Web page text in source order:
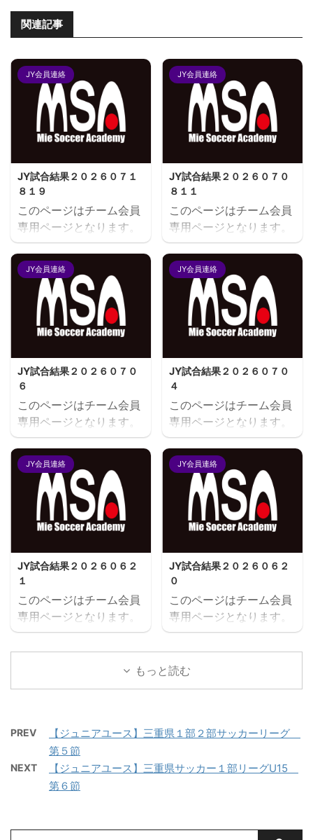
関連記事
JY会員連絡
JY試合結果２０２６０７１
８１９
このページはチーム会員
専用ページとなります。
閲覧にはユーザー名とパ
スワードにてログインが
必要となります。既存ユ
ーザのログインユーザー
名またはメールアドレス
パスワード ログイン状態
JY会員連絡
JY試合結果２０２６０７０
８１１
このページはチーム会員
専用ページとなります。
閲覧にはユーザー名とパ
スワードにてログインが
必要となります。既存ユ
ーザのログインユーザー
名またはメールアドレス
パスワード ログイン状態
JY会員連絡
JY試合結果２０２６０７０
６
このページはチーム会員
専用ページとなります。
閲覧にはユーザー名とパ
スワードにてログインが
必要となります。既存ユ
ーザのログインユーザー
名またはメールアドレス
パスワード ログイン状態
JY会員連絡
JY試合結果２０２６０７０
４
このページはチーム会員
専用ページとなります。
閲覧にはユーザー名とパ
スワードにてログインが
必要となります。既存ユ
ーザのログインユーザー
名またはメールアドレス
パスワード ログイン状態
JY会員連絡
JY試合結果２０２６０６２
１
このページはチーム会員
専用ページとなります。
閲覧にはユーザー名とパ
スワードにてログインが
必要となります。既存ユ
を保存する
JY会員連絡
JY試合結果２０２６０６２
０
このページはチーム会員
専用ページとなります。
閲覧にはユーザー名とパ
スワードにてログインが
必要となります。既存ユ
を保存する
もっと読む
PREV
【ジュニアユース】三重県１部２部サッカーリーグ
第５節
NEXT
【ジュニアユース】三重県サッカー１部リーグU15
第６節